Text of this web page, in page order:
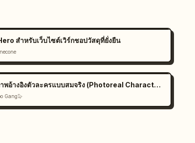
สำหรับเว็บไซต์เวิร์กชอปวัสดุที่ยั่งยืน
แผ่นภาพอ้างอิงตัวละครแบบสมจริง (Photoreal Character Reference Sheet)
Gang🦭